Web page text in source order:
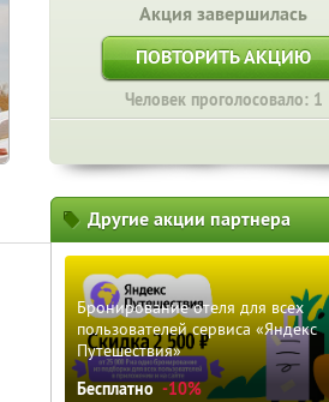
Акция завершилась
ПОВТОРИТЬ АКЦИЮ
Человек проголосовало: 1
Другие акции партнера
Бронирование отеля для всех
пользователей сервиса «Яндекс
Путешествия»
Бесплатно -10%